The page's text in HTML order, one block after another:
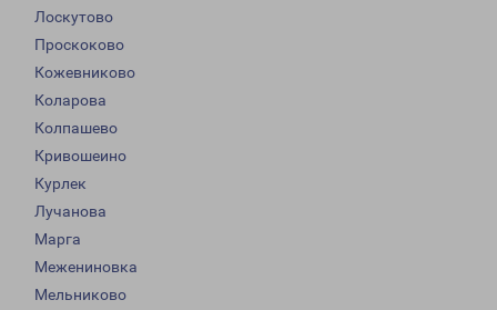
Лоскутово
Проскоково
Кожевниково
Коларова
Колпашево
Кривошеино
Курлек
Лучанова
Марга
Межениновка
Мельниково